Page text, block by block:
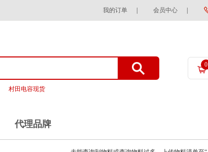
我的订单 会员中心
村田电容现货
0
代理品牌